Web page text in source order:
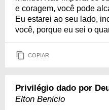
e coragem, você pode
Eu estarei ao seu lado,
você, porque eu sei o
COPIAR
Privilégio dado por
Elton Benicio